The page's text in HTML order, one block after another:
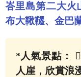
峇里島第二大火
布大鞦韆、金巴
*人氣景點：
人崖，欣賞浪